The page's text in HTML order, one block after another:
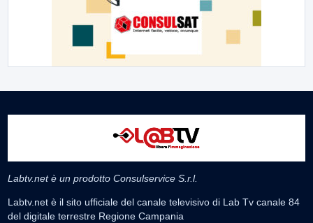
Labtv.net è un prodotto Consulservice S.r.l.
Labtv.net è il sito ufficiale del canale televisivo di Lab Tv canale 84
del digitale terrestre Regione Campania